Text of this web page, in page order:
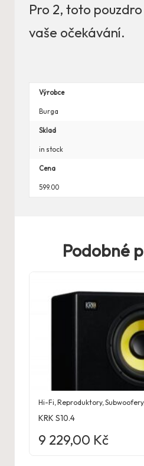
Pro 2, toto
vaše očekávání.
Výrobce
Burga
Sklad
in stock
Cena
599.00
Podobné
Hi-Fi,Reproduktory,Subwoofery
KRK S10.4
9 229,00 Kč